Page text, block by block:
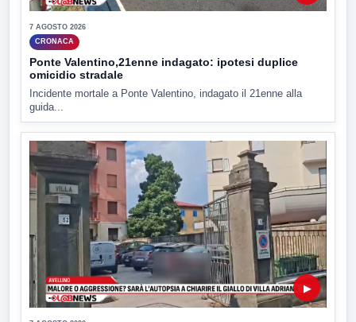
7 AGOSTO 2026
CRONACA
Ponte Valentino,21enne indagato: ipotesi duplice
omicidio stradale
Incidente mortale a Ponte Valentino, indagato il 21enne alla
guida...
▶